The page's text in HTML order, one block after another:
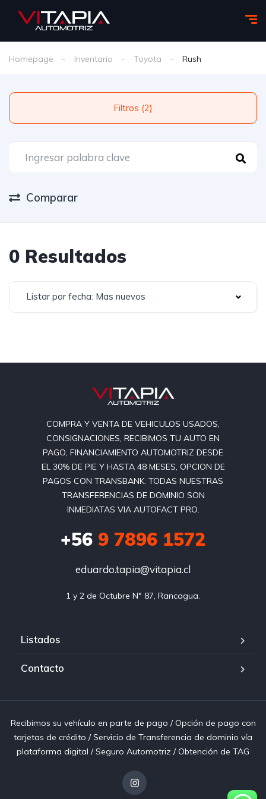
Homepage Inventario Toyota Rush
Filtros (2)
Comparar
0 Resultados
Listar por fecha: Mas nuevos
COMPRA Y VENTA DE VEHICULOS USADOS,
CONSIGNACIONES, RECIBIMOS TU AUTO EN
PAGO, FINANCIAMIENTO AUTOMOTRIZ DESDE
EL 30% DE PIE Y HASTA 48 MESES, OPCION DE
PAGOS CON TRANSBANK. TODAS NUESTRAS
TRANSFERENCIAS DE DOMINIO SON
INMEDIATAS VIA AUTOFACT PRO.
+56 9 7896 1572
eduardo.tapia@vitapia.cl
1 y 2 de Octubre N° 87, Rancagua.
Listados
Contacto
Recibimos su vehículo en parte de pago / Opción de pago con
tarjetas de crédito / Servicio de Transferencia de dominio vía
plataforma digital / Seguro Automotriz / Obtención de TAG